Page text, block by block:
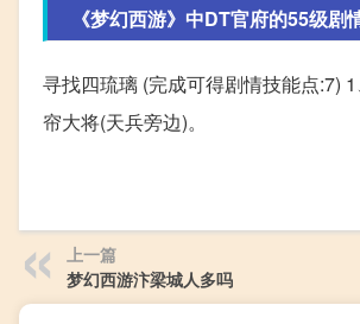
《梦幻西游》中DT官府的55级
寻找四琉璃 (完成可得剧情技能点:7)
帘大将(天兵旁边)。
上一篇
梦幻西游汴梁城人多吗